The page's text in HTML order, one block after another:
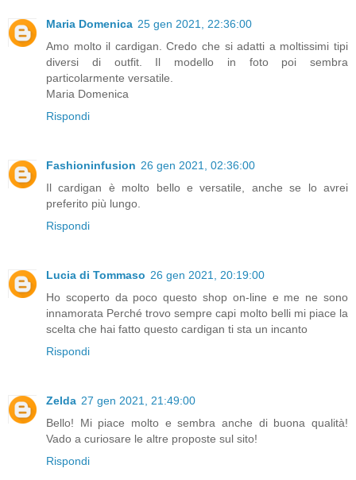
Maria Domenica 25 gen 2021, 22:36:00
Amo molto il cardigan. Credo che si adatti a moltissimi tipi
diversi di outfit. Il modello in foto poi sembra
particolarmente versatile.
Maria Domenica
Rispondi
Fashioninfusion 26 gen 2021, 02:36:00
Il cardigan è molto bello e versatile, anche se lo avrei
preferito più lungo.
Rispondi
Lucia di Tommaso 26 gen 2021, 20:19:00
Ho scoperto da poco questo shop on-line e me ne sono
innamorata Perché trovo sempre capi molto belli mi piace la
scelta che hai fatto questo cardigan ti sta un incanto
Rispondi
Zelda 27 gen 2021, 21:49:00
Bello! Mi piace molto e sembra anche di buona qualità!
Vado a curiosare le altre proposte sul sito!
Rispondi